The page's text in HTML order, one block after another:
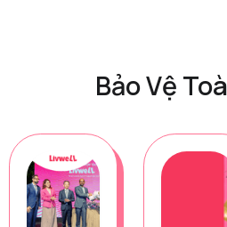
Bảo Vệ